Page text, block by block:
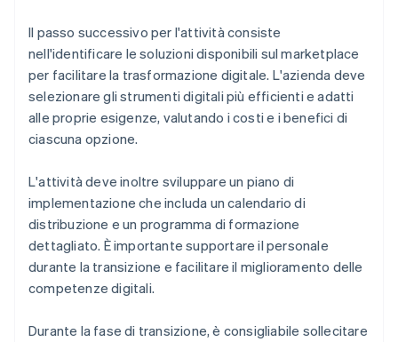
Il passo successivo per l'attività consiste
nell'identificare le soluzioni disponibili sul marketplace
per facilitare la trasformazione digitale. L'azienda deve
selezionare gli strumenti digitali più efficienti e adatti
alle proprie esigenze, valutando i costi e i benefici di
ciascuna opzione.
L'attività deve inoltre sviluppare un piano di
implementazione che includa un calendario di
distribuzione e un programma di formazione
dettagliato. È importante supportare il personale
durante la transizione e facilitare il miglioramento delle
competenze digitali.
Durante la fase di transizione, è consigliabile sollecitare